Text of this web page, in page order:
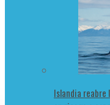
Islandia reabre